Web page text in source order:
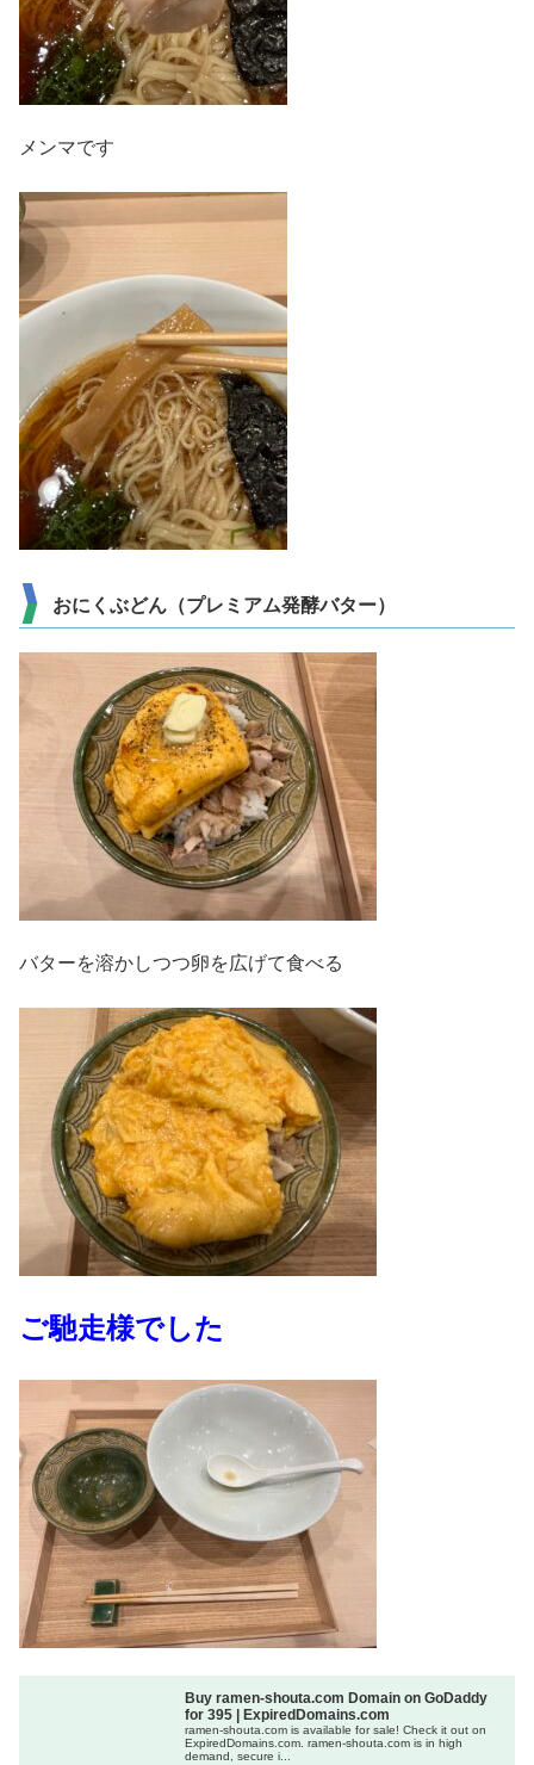
メンマです
おにくぶどん（プレミアム発酵バター）
バターを溶かしつつ卵を広げて食べる
ご馳走様でした
Buy ramen-shouta.com Domain on GoDaddy
for 395 | ExpiredDomains.com
ramen-shouta.com is available for sale! Check it out on
ExpiredDomains.com. ramen-shouta.com is in high
demand, secure i...